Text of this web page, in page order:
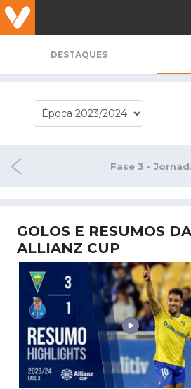
DESTAQUES
1 Fase 3 -
GOLOS E RESUMOS
ALLIANZ CUP